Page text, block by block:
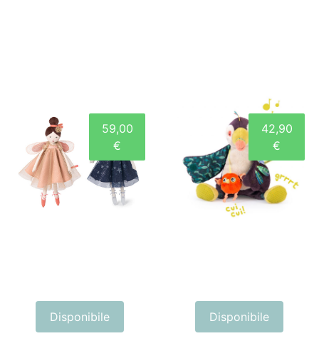
Disponibile
59,00
€
Disponibile
42,90
€